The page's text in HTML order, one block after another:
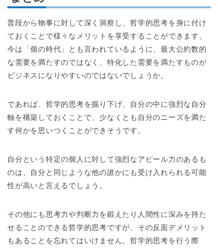
普段から物事に対して深く洞察し、哲学的思考を身に付け
ておくことで様々なメリットを享受することができます。
今は「個の時代」とも言われているように、最大公約数的
な需要を満たすのではなく、特化した需要を満たすものが
ビジネスになりやすいのではないでしょうか。
であれば、哲学的思考を掘り下げ、自分の中に強烈な自分
軸を構築しておくことで、少なくとも自分のニーズを満た
す何かを思いつくことができそうです。
自分という特定の個人に対して強烈なアピール力のあるも
のは、自分と同じような他の誰かにも受け入れられる可能
性が高いと言えるでしょう。
その他にも思考力や判断力を鍛えたり人間性に深みを持た
せることのできる哲学的思考ですが、その反面デメリット
もあることを忘れてはいけません。哲学的思考を行う際